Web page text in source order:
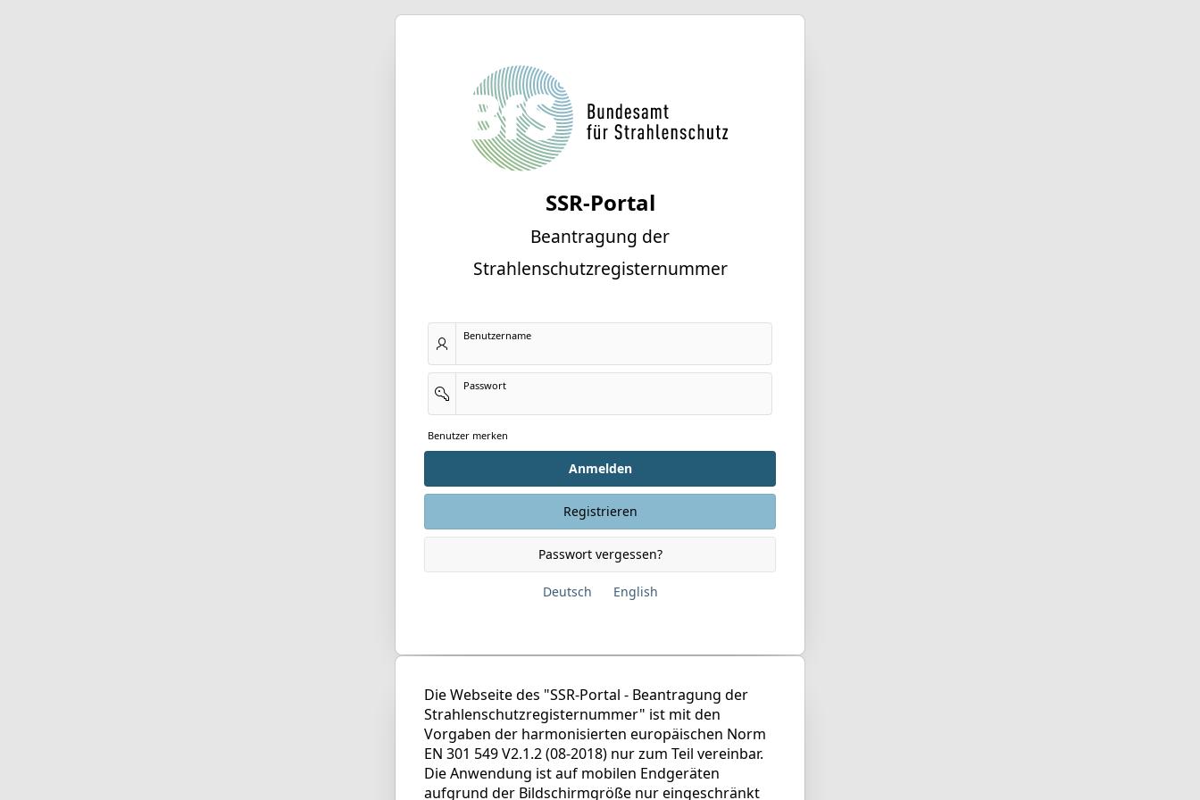
SSR-Portal
Beantragung der
Strahlenschutzregisternummer
Benutzername
Passwort
Benutzer merken
Anmelden
Registrieren
Passwort vergessen?
Deutsch English
Die Webseite des "SSR-Portal - Beantragung der
Strahlenschutzregisternummer" ist mit den
Vorgaben der harmonisierten europäischen Norm
EN 301 549 V2.1.2 (08-2018) nur zum Teil vereinbar.
Die Anwendung ist auf mobilen Endgeräten
aufgrund der Bildschirmgröße nur eingeschränkt